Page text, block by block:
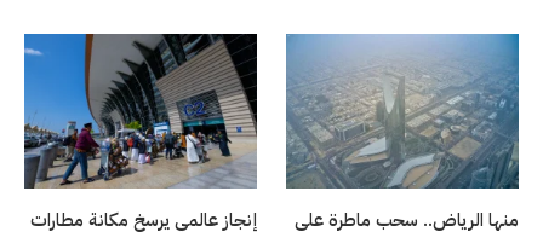
منها الرياض.. سحب ماطرة على
إنجاز عالمي يرسخ مكانة مطارات